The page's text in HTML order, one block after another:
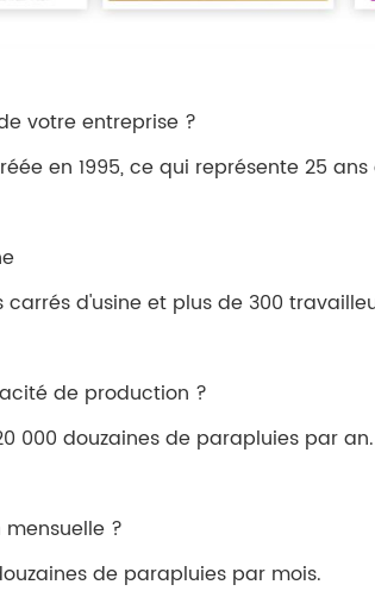
votre entreprise ?
en 1995, ce qui représente 25 ans
carrés d'usine et plus de 300
de production ?
000 douzaines de parapluies par an.
?
de parapluies par mois.